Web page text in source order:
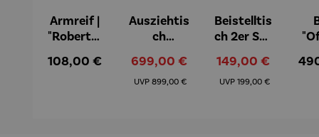
Armreif |
"Roberta"
Mütz
Regulärer Preis:
108,00 €
Ausziehtis
ch
m – Valor
Verkaufspreis:
699,00 €
UVP Regulärer Preis:
899,00 €
Beistelltis
ch 2er Set
Verkaufspreis:
149,00 €
UVP Regulärer Preis:
199,00 €